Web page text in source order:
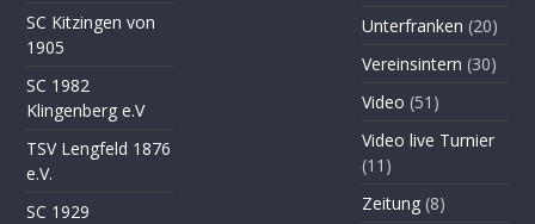
SC Kitzingen von
1905
SC 1982
Klingenberg e.V
TSV Lengfeld 1876
e.V.
SC 1929
Unterfranken (20)
Vereinsintern (30)
Video (51)
Video live Turnier
(11)
Zeitung (8)